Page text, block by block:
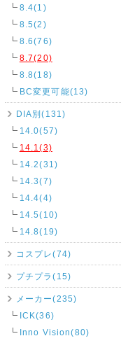
8.4(1)
8.5(2)
8.6(76)
8.7(20)
8.8(18)
BC変更可能(13)
DIA別(131)
14.0(57)
14.1(3)
14.2(31)
14.3(7)
14.4(4)
14.5(10)
14.8(19)
コスプレ(74)
プチプラ(15)
メーカー(235)
ICK(36)
Inno Vision(80)